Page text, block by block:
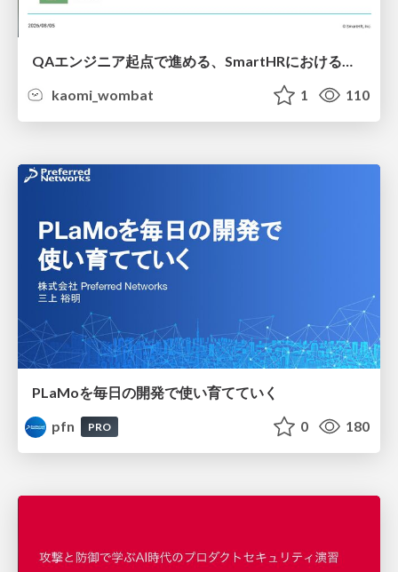
QAエンジニア起点で進める、SmartHRにおける信頼性向上について
kaomi_wombat
1 110
PLaMoを毎日の開発で使い育てていく
pfn
PRO 0 180